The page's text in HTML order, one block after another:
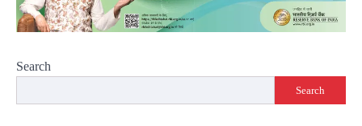
Search
Search